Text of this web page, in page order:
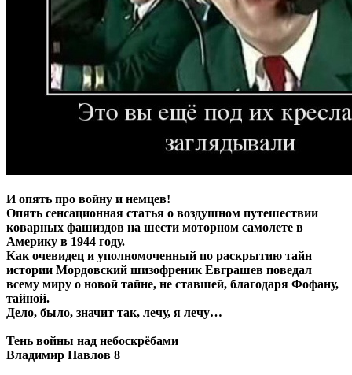
И опять про войну и немцев!
Опять сенсационная статья о воздушном путешествии
коварных фашиздов на шести моторном самолете в
Америку в 1944 году.
Как очевидец и уполномоченный по раскрытию тайн
истории Мордовский шизофреник Евграшев поведал
всему миру о новой тайне, не ставшей, благодаря Фофану,
тайной.
Дело, было, значит так, лечу, я лечу…
Тень войны над небоскрёбами
Владимир Павлов 8